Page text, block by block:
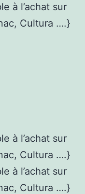
à l’achat sur
Cultura ….}
à l’achat sur
Cultura ….}
à l’achat sur
Cultura ….}